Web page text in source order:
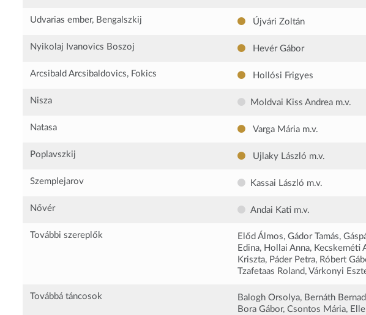
Udvarias ember, Bengalszkij Újvári Zoltán
Nyikolaj Ivanovics Boszoj Hevér Gábor
Arcsibald Arcsibaldovics, Fokics Hollósi Frigyes
Nisza Moldvai Kiss Andrea m.v.
Natasa Varga Mária m.v.
Poplavszkij Ujlaky László m.v.
Szemplejarov Kassai László m.v.
Nővér Andai Kati m.v.
További szereplők
Előd Álmos, Gádor Tamás,
Edina, Hollai Anna,
Kriszta, Páder Petra, Róbert
Tzafetaas Roland, Várkonyi
Továbbá táncosok
Balogh Orsolya, Bernáth
Bora Gábor, Csontos Mária,